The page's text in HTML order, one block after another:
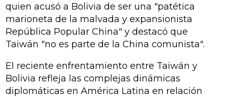
quien acusó a Bolivia de ser una "patética
marioneta de la malvada y expansionista
República Popular China" y destacó que
Taiwán "no es parte de la China comunista".
El reciente enfrentamiento entre Taiwán y
Bolivia refleja las complejas dinámicas
diplomáticas en América Latina en relación